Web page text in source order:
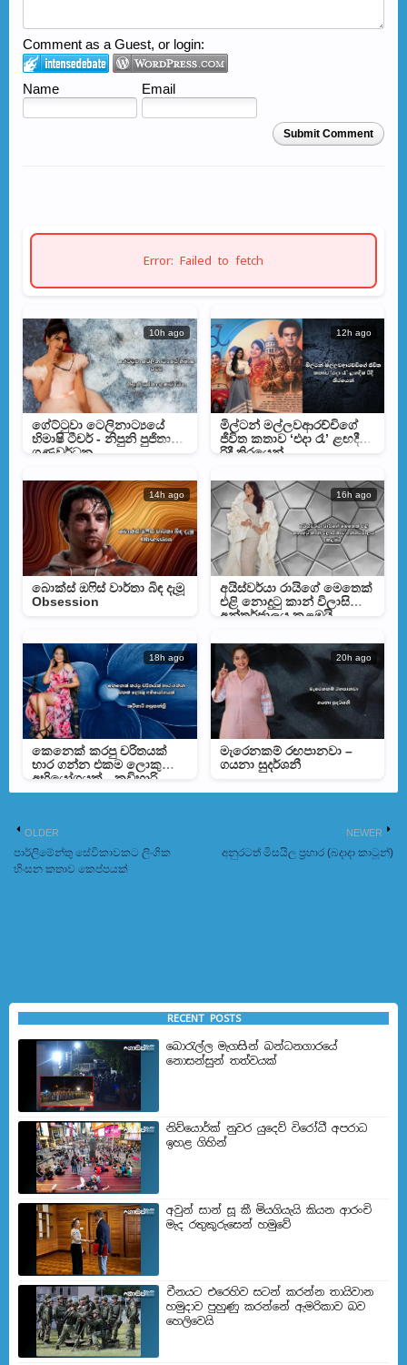
Comment as a Guest, or login:
Name Email
Submit Comment
Error: Failed to fetch
10h ago
ගේට්ටුවා ටෙලිනාට්‍යයේ
හිමාෂි ටීචර් - නිපුනි පුජිතා
ගුණවර්ධන
12h ago
මිල්ටන් මල්ලවආරච්චිගේ
ජීවිත කතාව ‘එදා රෑ’ ළඟදීම
රිදී තිරයෙන්
14h ago
බොක්ස් ඔෆිස් වාර්තා බිඳ දැමූ
Obsession
16h ago
අයිස්වර්යා රායිගේ මෙතෙක්
එළි නොදුටු කාන් විලාසිතාව
අන්තර්ජාලය කළඹයි
18h ago
කෙනෙක් කරපු චරිතයක්
භාර ගන්න එකම ලොකු
අභියෝගයක් - කවිහාරි
හපුතන්ත්‍රි
20h ago
මැරෙනකම් රඟපානවා –
ගයනා සුදර්ශනී
NEWER
අනුරටත් මිසයිල ප්‍රහාර (බදාදා කාටූන්)
OLDER
පාර්ලිමේන්තු සේවිකාවකට ලිංගික
හිංසන කතාව කෙප්පයක්
RECENT POSTS
බොරැල්ල මැගසින් බන්ධනගාරයේ
නොසන්සුන් තත්වයක්
නිව්යොර්ක් නුවර යුදෙව් විරෝධී අපරාධ
ඉහළ ගිහින්
අවුන් සාන් සූ කී මියගියැයි කියන ආරංචි
මැද රතුකුරුසෙන් හමුවේ
චීනයට එරෙහිව සටන් කරන්න තායිවාන
හමුදාව පුහුණු කරන්නේ ඇමරිකාව බව
හෙලිවෙයි